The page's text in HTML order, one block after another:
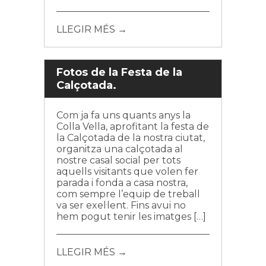
LLEGIR MÉS →
Fotos de la Festa de la
Calçotada.
Com ja fa uns quants anys la
Colla Vella, aprofitant la festa de
la Calçotada de la nostra ciutat,
organitza una calçotada al
nostre casal social per tots
aquells visitants que volen fer
parada i fonda a casa nostra,
com sempre l’equip de treball
va ser exel·lent. Fins avui no
hem pogut tenir les imatges […]
LLEGIR MÉS →